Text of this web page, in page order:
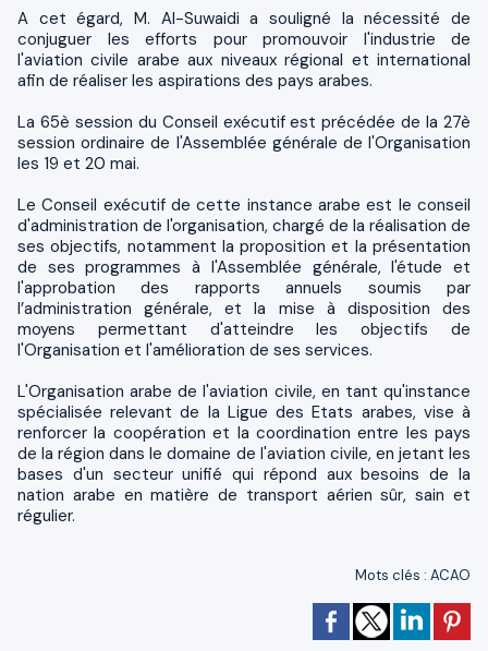
A cet égard, M. Al-Suwaidi a souligné la nécessité de
conjuguer les efforts pour promouvoir l'industrie de
l'aviation civile arabe aux niveaux régional et international
afin de réaliser les aspirations des pays arabes.
La 65è session du Conseil exécutif est précédée de la 27è
session ordinaire de l'Assemblée générale de l'Organisation
les 19 et 20 mai.
Le Conseil exécutif de cette instance arabe est le conseil
d'administration de l'organisation, chargé de la réalisation de
ses objectifs, notamment la proposition et la présentation
de ses programmes à l'Assemblée générale, l'étude et
l'approbation des rapports annuels soumis par
l’administration générale, et la mise à disposition des
moyens permettant d'atteindre les objectifs de
l'Organisation et l'amélioration de ses services.
L'Organisation arabe de l'aviation civile, en tant qu'instance
spécialisée relevant de la Ligue des Etats arabes, vise à
renforcer la coopération et la coordination entre les pays
de la région dans le domaine de l'aviation civile, en jetant les
bases d'un secteur unifié qui répond aux besoins de la
nation arabe en matière de transport aérien sûr, sain et
régulier.
Mots clés : ACAO